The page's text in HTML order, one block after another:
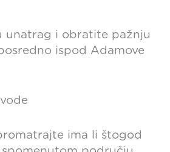
unatrag i obratite pažnju
ispod Adamove
ima li štogod